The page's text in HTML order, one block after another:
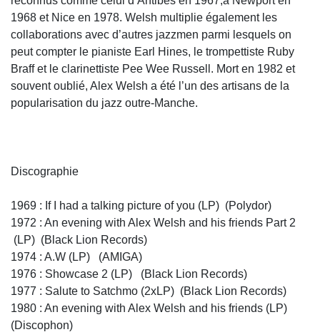
1968 et Nice en 1978. Welsh multiplie également les
collaborations avec d’autres jazzmen parmi lesquels on
peut compter le pianiste Earl Hines, le trompettiste Ruby
Braff et le clarinettiste Pee Wee Russell. Mort en 1982 et
souvent oublié, Alex Welsh a été l’un des artisans de la
popularisation du jazz outre-Manche.
Discographie
1969 : If I had a talking picture of you (LP) (Polydor)
1972 : An evening with Alex Welsh and his friends Part 2
(LP) (Black Lion Records)
1974 : A.W (LP) (AMIGA)
1976 : Showcase 2 (LP) (Black Lion Records)
1977 : Salute to Satchmo (2xLP) (Black Lion Records)
1980 : An evening with Alex Welsh and his friends (LP)
(Discophon)